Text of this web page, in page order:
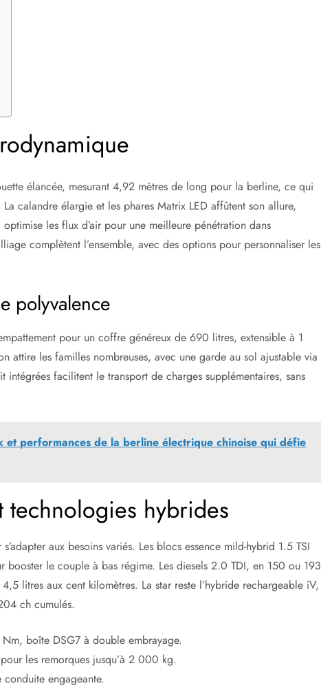
élancée, mesurant 4,92 mètres de long pour la berline, ce qui
calandre élargie et les phares Matrix LED affûtent son allure,
les flux d’air pour une meilleure pénétration dans
complètent l’ensemble, avec des options pour personnaliser les
polyvalence
pour un coffre généreux de 690 litres, extensible à 1
attire les familles nombreuses, avec une garde au sol ajustable via
intégrées facilitent le transport de charges supplémentaires, sans
performances de la berline électrique chinoise qui défie
hybrides
aux besoins variés. Les blocs essence mild-hybrid 1.5 TSI
booster le couple à bas régime. Les diesels 2.0 TDI, en 150 ou 193
litres aux cent kilomètres. La star reste l’hybride rechargeable iV,
ch cumulés.
boîte DSG7 à double embrayage.
les remorques jusqu’à 2 000 kg.
engageante.